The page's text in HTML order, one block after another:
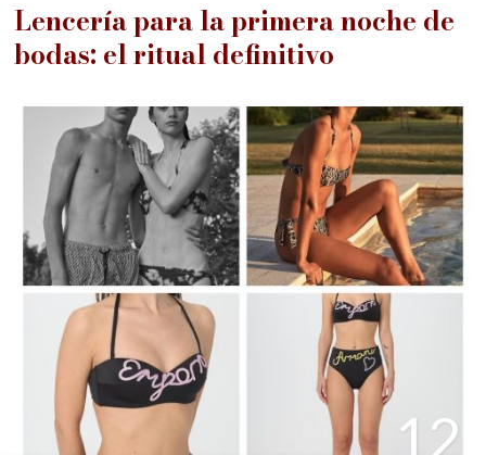
Lencería para la primera noche de
bodas: el ritual definitivo
12